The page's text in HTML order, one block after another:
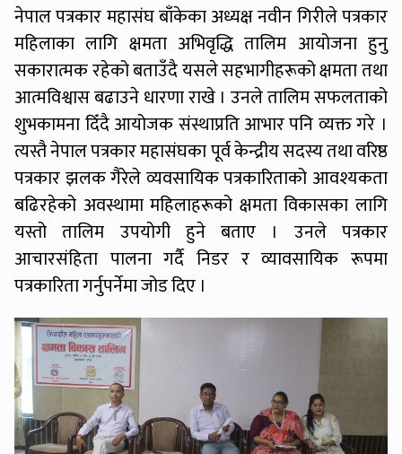
नेपाल पत्रकार महासंघ बाँकेका अध्यक्ष नवीन गिरीले पत्रकार
महिलाका लागि क्षमता अभिवृद्धि तालिम आयोजना हुनु
सकारात्मक रहेको बताउँदै यसले सहभागीहरूको क्षमता तथा
आत्मविश्वास बढाउने धारणा राखे । उनले तालिम सफलताको
शुभकामना दिँदै आयोजक संस्थाप्रति आभार पनि व्यक्त गरे ।
त्यस्तै नेपाल पत्रकार महासंघका पूर्व केन्द्रीय सदस्य तथा वरिष्ठ
पत्रकार झलक गैरेले व्यवसायिक पत्रकारिताको आवश्यकता
बढिरहेको अवस्थामा महिलाहरूको क्षमता विकासका लागि
यस्तो तालिम उपयोगी हुने बताए । उनले पत्रकार
आचारसंहिता पालना गर्दै निडर र व्यावसायिक रूपमा
पत्रकारिता गर्नुपर्नेमा जोड दिए ।